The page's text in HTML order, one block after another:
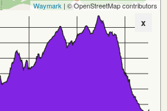
Waymark | © OpenStreetMap contributors
x